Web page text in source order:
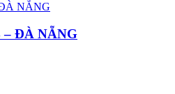
– ĐÀ NẴNG